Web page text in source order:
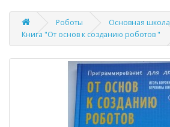
Роботы
Основная школа
Книга "От основ к созданию роботов "